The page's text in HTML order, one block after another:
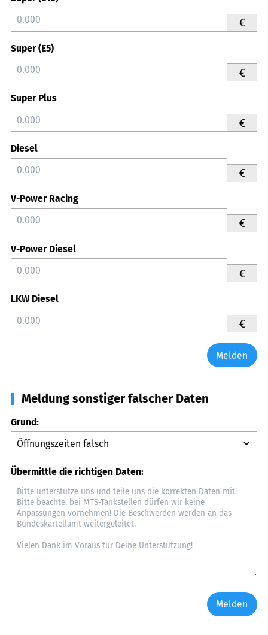
€
Super (E5)
€
Super Plus
€
Diesel
€
V-Power Racing
€
V-Power Diesel
€
LKW Diesel
€
Melden
Meldung sonstiger falscher Daten
Grund:
Übermittle die richtigen Daten:
Melden